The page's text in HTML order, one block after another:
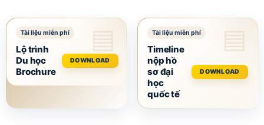
Lộ trình
Du học
Brochure
DOWNLOAD
Timeline
nộp hồ
sơ đại
học
quốc tế
DOWNLOAD